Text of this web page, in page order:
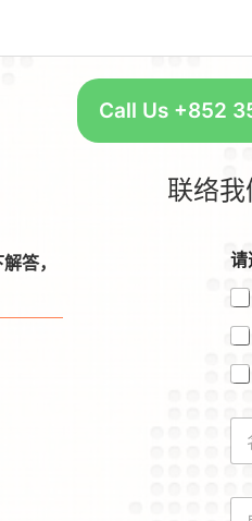
Call Us +852
联络我
答，
電
號
碼
*
*
请
N
m
E